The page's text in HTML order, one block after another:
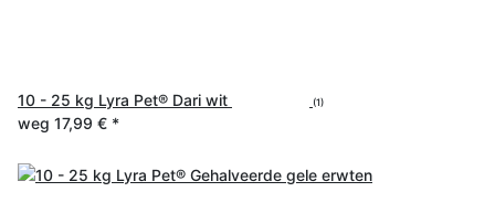
10 - 25 kg Lyra Pet® Dari wit (1)
weg 17,99 € *